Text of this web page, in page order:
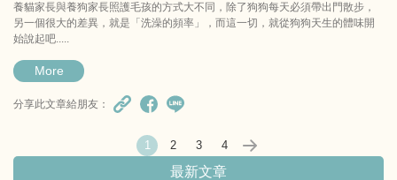
養貓家長與養狗家長照護毛孩的方式大不同，除了狗狗每天必須帶出門散步，
另一個很大的差異，就是「洗澡的頻率」，而這一切，就從狗狗天生的體味開
始說起吧.....
More
分享此文章給朋友：
1 2 3 4
最新文章